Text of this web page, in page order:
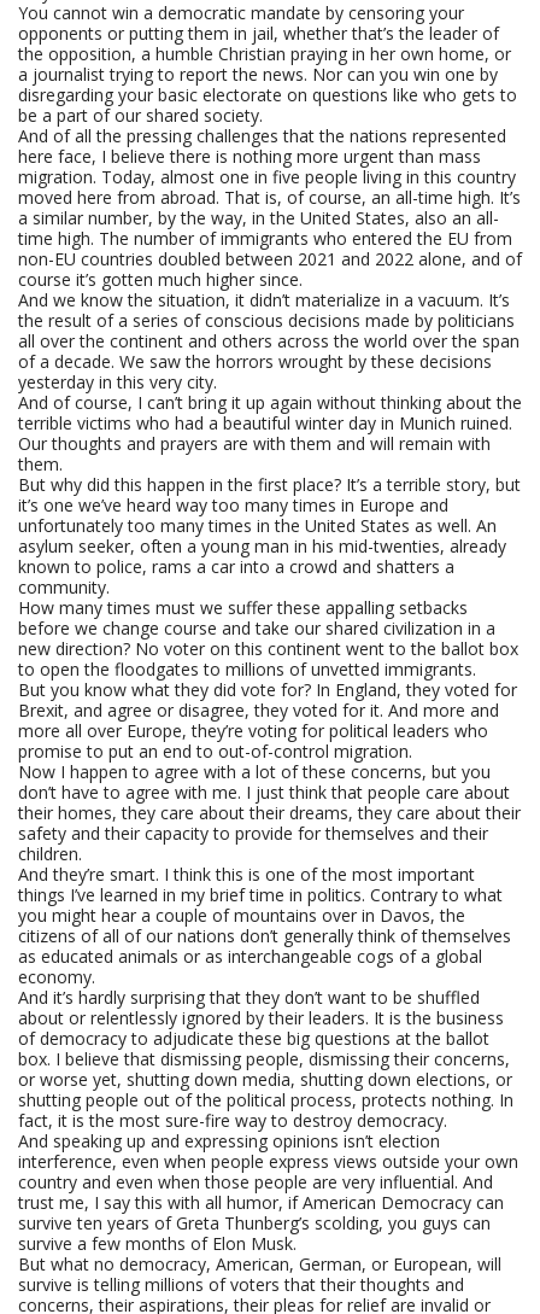
You cannot win a democratic mandate by censoring your
opponents or putting them in jail, whether that’s the leader of
the opposition, a humble Christian praying in her own home, or
a journalist trying to report the news. Nor can you win one by
disregarding your basic electorate on questions like who gets to
be a part of our shared society.
And of all the pressing challenges that the nations represented
here face, I believe there is nothing more urgent than mass
migration. Today, almost one in five people living in this country
moved here from abroad. That is, of course, an all-time high. It’s
a similar number, by the way, in the United States, also an all-
time high. The number of immigrants who entered the EU from
non-EU countries doubled between 2021 and 2022 alone, and of
course it’s gotten much higher since.
And we know the situation, it didn’t materialize in a vacuum. It’s
the result of a series of conscious decisions made by politicians
all over the continent and others across the world over the span
of a decade. We saw the horrors wrought by these decisions
yesterday in this very city.
And of course, I can’t bring it up again without thinking about the
terrible victims who had a beautiful winter day in Munich ruined.
Our thoughts and prayers are with them and will remain with
them.
But why did this happen in the first place? It’s a terrible story, but
it’s one we’ve heard way too many times in Europe and
unfortunately too many times in the United States as well. An
asylum seeker, often a young man in his mid-twenties, already
known to police, rams a car into a crowd and shatters a
community.
How many times must we suffer these appalling setbacks
before we change course and take our shared civilization in a
new direction? No voter on this continent went to the ballot box
to open the floodgates to millions of unvetted immigrants.
But you know what they did vote for? In England, they voted for
Brexit, and agree or disagree, they voted for it. And more and
more all over Europe, they’re voting for political leaders who
promise to put an end to out-of-control migration.
Now I happen to agree with a lot of these concerns, but you
don’t have to agree with me. I just think that people care about
their homes, they care about their dreams, they care about their
safety and their capacity to provide for themselves and their
children.
And they’re smart. I think this is one of the most important
things I’ve learned in my brief time in politics. Contrary to what
you might hear a couple of mountains over in Davos, the
citizens of all of our nations don’t generally think of themselves
as educated animals or as interchangeable cogs of a global
economy.
And it’s hardly surprising that they don’t want to be shuffled
about or relentlessly ignored by their leaders. It is the business
of democracy to adjudicate these big questions at the ballot
box. I believe that dismissing people, dismissing their concerns,
or worse yet, shutting down media, shutting down elections, or
shutting people out of the political process, protects nothing. In
fact, it is the most sure-fire way to destroy democracy.
And speaking up and expressing opinions isn’t election
interference, even when people express views outside your own
country and even when those people are very influential. And
trust me, I say this with all humor, if American Democracy can
survive ten years of Greta Thunberg’s scolding, you guys can
survive a few months of Elon Musk.
But what no democracy, American, German, or European, will
survive is telling millions of voters that their thoughts and
concerns, their aspirations, their pleas for relief are invalid or